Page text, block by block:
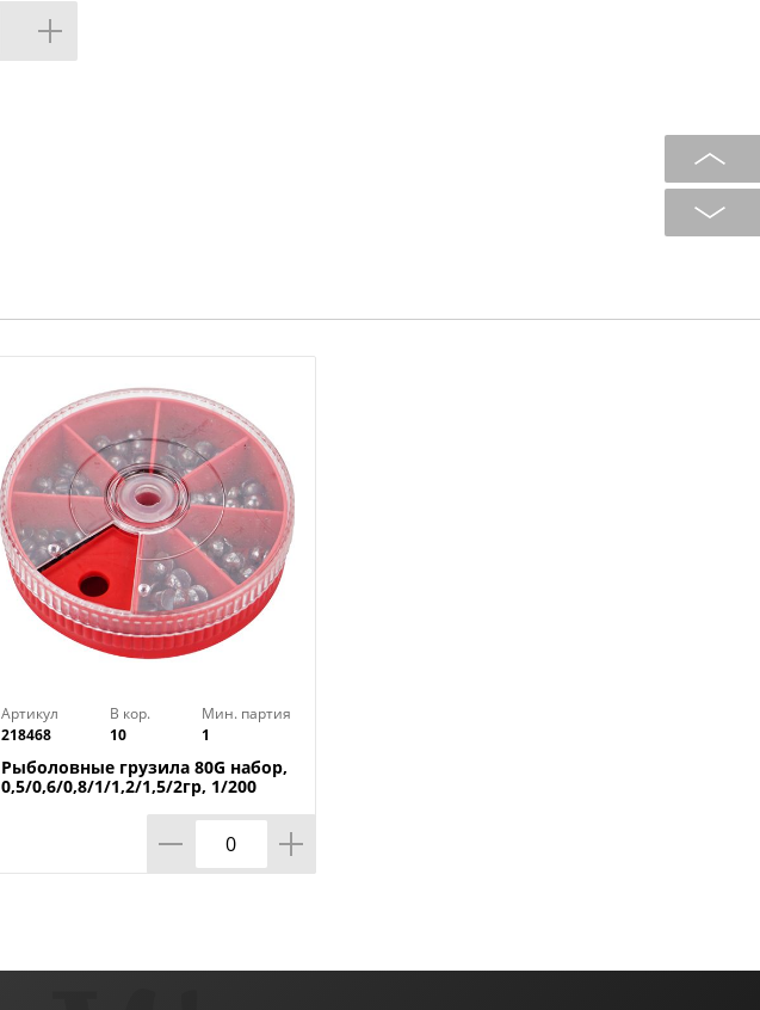
Артикул
218468
В кор.
10
Мин. партия
1
Рыболовные грузила 80G набор,
0,5/0,6/0,8/1/1,2/1,5/2гр, 1/200